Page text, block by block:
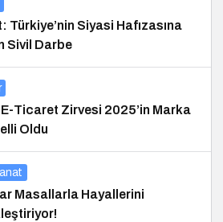
Türkiye’nin Siyasi Hafızasına
Sivil Darbe
Ticaret Zirvesi 2025’in Marka
Oldu
Masallarla Hayallerini